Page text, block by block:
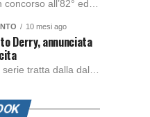
10 mesi ago
Derry, annunciata